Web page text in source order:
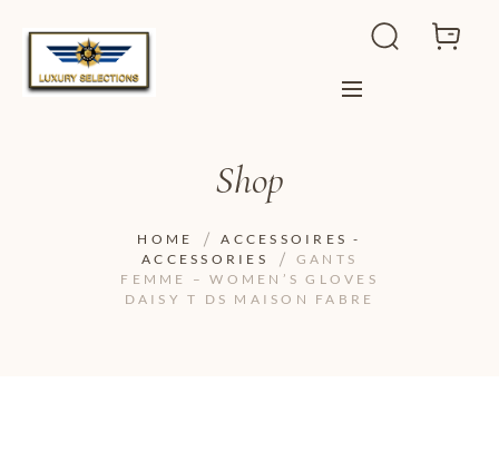
Shop
HOME
ACCESSOIRES -
ACCESSORIES
GANTS
FEMME – WOMEN’S GLOVES
DAISY T DS MAISON FABRE